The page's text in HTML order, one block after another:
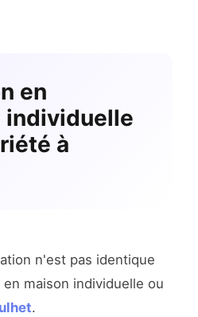
en
individuelle
à
n'est pas identique
maison individuelle ou
.